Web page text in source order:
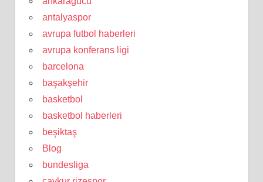
antalyaspor
avrupa futbol haberleri
avrupa konferans ligi
barcelona
başakşehir
basketbol
basketbol haberleri
beşiktaş
Blog
bundesliga